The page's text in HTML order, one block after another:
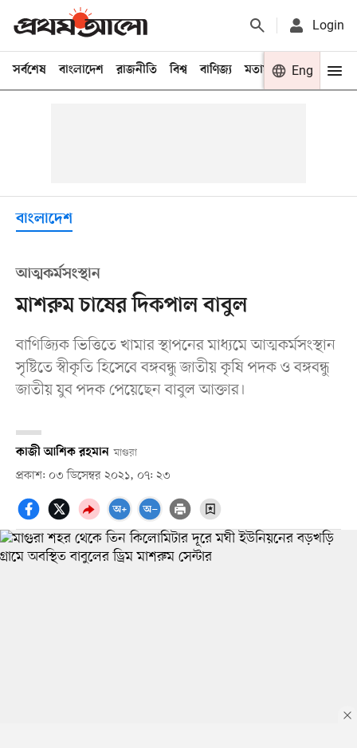
Login
সর্বশেষ বাংলাদেশ রাজনীতি বিশ্ব বাণিজ্য মতামত খেলা
Eng
বাংলাদেশ
আত্মকর্মসংস্থান
মাশরুম চাষের দিকপাল বাবুল
বাণিজ্যিক ভিত্তিতে খামার স্থাপনের মাধ্যমে আত্মকর্মসংস্থান
সৃষ্টিতে স্বীকৃতি হিসেবে বঙ্গবন্ধু জাতীয় কৃষি পদক ও বঙ্গবন্ধু
জাতীয় যুব পদক পেয়েছেন বাবুল আক্তার।
কাজী আশিক রহমান মাগুরা
প্রকাশ: ০৩ ডিসেম্বর ২০২১, ০৭: ২৩